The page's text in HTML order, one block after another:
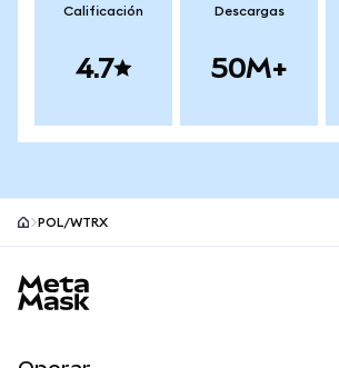
Calificación
4.7
Descargas
50M+
POL/WTRX